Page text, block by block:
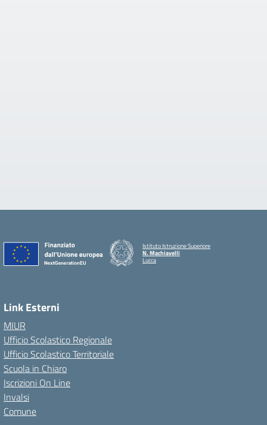
Istituto Istruzione Superiore
N. Machiavelli
Lucca
Link Esterni
MIUR
Ufficio Scolastico Regionale
Ufficio Scolastico Territoriale
Scuola in Chiaro
Iscrizioni On Line
Invalsi
Comune